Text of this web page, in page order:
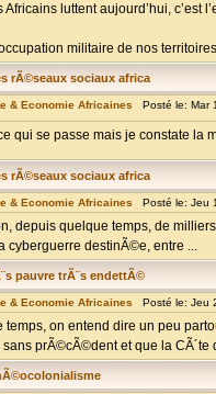
luttent aujourd’hui, c’est
militaire de nos
rÃ©seaux sociaux africa
& Economie Africaines Posté le: Mar
qui se passe mais je constate la
rÃ©seaux sociaux africa
& Economie Africaines Posté le: Jeu
depuis quelque temps, de
cyberguerre destinÃ©e, entre ...
pauvre trÃ¨s endettÃ©
& Economie Africaines Posté le: Jeu
temps, on entend dire un peu
prÃ©cÃ©dent et que la CÃ´te